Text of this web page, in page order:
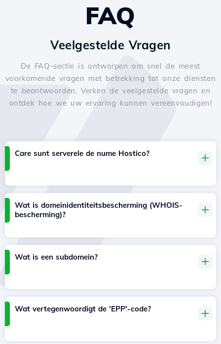
FAQ
Veelgestelde Vragen
De FAQ-sectie is ontworpen om snel de meest
voorkomende vragen met betrekking tot onze diensten
te beantwoorden. Verken de veelgestelde vragen en
ontdek hoe we uw ervaring kunnen vereenvoudigen!
Care sunt serverele de nume Hostico?
Wat is domeinidentiteitsbescherming (WHOIS-
bescherming)?
Wat is een subdomein?
Wat vertegenwoordigt de 'EPP'-code?